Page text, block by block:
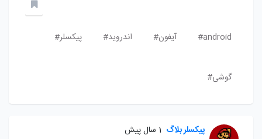
android# آیفون# اندروید# پیکسلر#
گوشی#
پیکسلر بلاگ 1 سال پیش